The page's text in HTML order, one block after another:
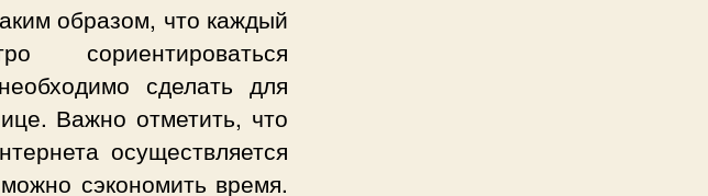
образом, что каждый
сориентироваться
сделать для
Важно отметить, что
осуществляется
сэкономить время.